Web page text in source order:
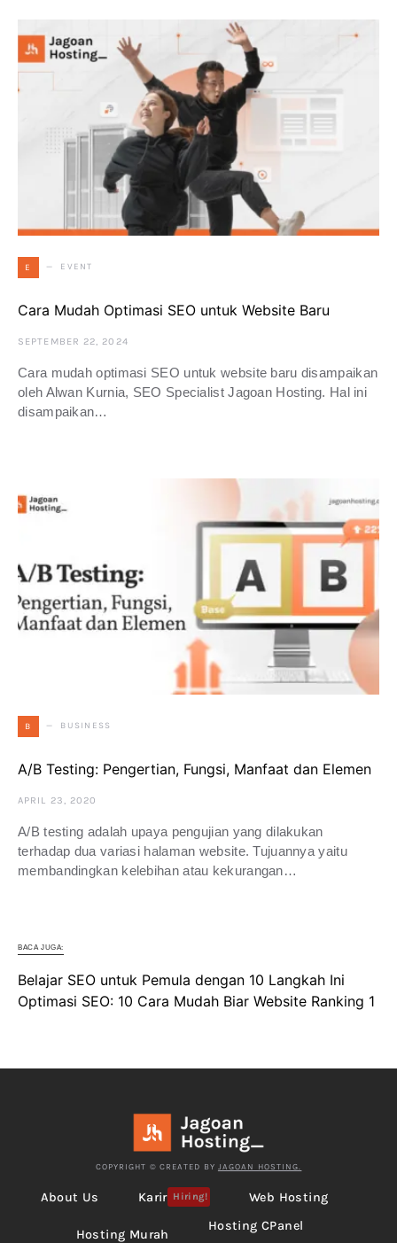
E EVENT
Cara Mudah Optimasi SEO untuk Website Baru
SEPTEMBER 22, 2024
Cara mudah optimasi SEO untuk website baru disampaikan
oleh Alwan Kurnia, SEO Specialist Jagoan Hosting. Hal ini
disampaikan…
B BUSINESS
A/B Testing: Pengertian, Fungsi, Manfaat dan Elemen
APRIL 23, 2020
A/B testing adalah upaya pengujian yang dilakukan
terhadap dua variasi halaman website. Tujuannya yaitu
membandingkan kelebihan atau kekurangan…
BACA JUGA:
Belajar SEO untuk Pemula dengan 10 Langkah Ini
Optimasi SEO: 10 Cara Mudah Biar Website Ranking 1
COPYRIGHT © CREATED BY JAGOAN HOSTING.
About Us Karir Hiring! Web Hosting
Hosting Murah
Hosting CPanel